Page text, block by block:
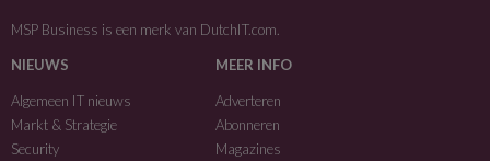
MSP Business is een merk van DutchIT.com
NIEUWS
Algemeen IT nieuws
Markt & Strategie
Security
MEER INFO
Adverteren
Abonneren
Magazines